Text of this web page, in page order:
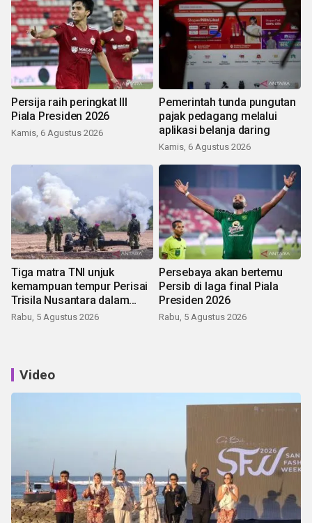
Persija raih peringkat III
Piala Presiden 2026
Kamis, 6 Agustus 2026
Pemerintah tunda pungutan
pajak pedagang melalui
aplikasi belanja daring
Kamis, 6 Agustus 2026
Tiga matra TNI unjuk
kemampuan tempur Perisai
Trisila Nusantara dalam
latihan di Kepri
Rabu, 5 Agustus 2026
Persebaya akan bertemu
Persib di laga final Piala
Presiden 2026
Rabu, 5 Agustus 2026
Video